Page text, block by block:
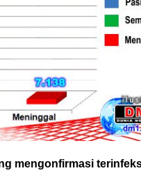
mengonfirmasi